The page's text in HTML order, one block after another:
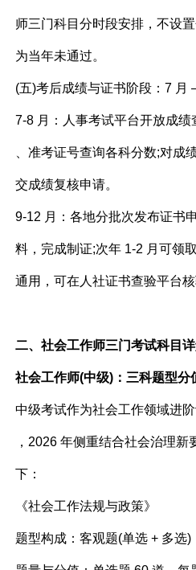
师三门科目分时段安排，不设
为当年未通过。
(五)考后成绩与证书阶段：7 月
7-8 月：人事考试平台开放成
、准考证号查询各科分数;对成
交成绩复核申请。
9-12 月：各地分批次发布证书
料，完成制证;次年 1-2 月可领
通用，可在人社证书查验平台核
二、社会工作师三门考试科目
社会工作师(中级)：三科题型分
中级考试作为社会工作领域进
，2026 年侧重结合社会治理
下：​
《社会工作法规与政策》​
题型构成：客观题(单选 + 多选)